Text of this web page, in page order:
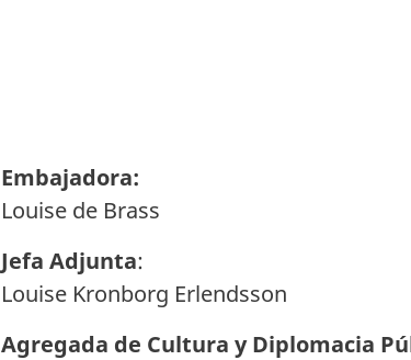
Embajadora:
Louise de Brass
Jefa Adjunta:
Louise Kronborg Erlendsson
Agregada de Cultura y Diplomacia